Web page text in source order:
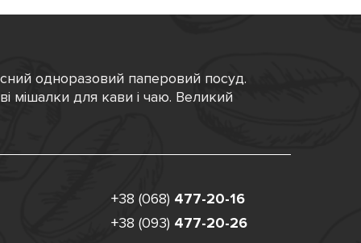
одноразовий паперовий посуд.
мішалки для кави і чаю. Великий
+38 (068) 477-20-16
+38 (093) 477-20-26